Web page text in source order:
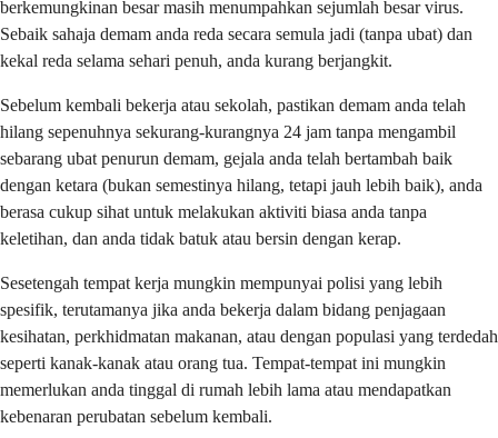
berkemungkinan besar masih menumpahkan sejumlah besar virus.
Sebaik sahaja demam anda reda secara semula jadi (tanpa ubat) dan
kekal reda selama sehari penuh, anda kurang berjangkit.
Sebelum kembali bekerja atau sekolah, pastikan demam anda telah
hilang sepenuhnya sekurang-kurangnya 24 jam tanpa mengambil
sebarang ubat penurun demam, gejala anda telah bertambah baik
dengan ketara (bukan semestinya hilang, tetapi jauh lebih baik), anda
berasa cukup sihat untuk melakukan aktiviti biasa anda tanpa
keletihan, dan anda tidak batuk atau bersin dengan kerap.
Sesetengah tempat kerja mungkin mempunyai polisi yang lebih
spesifik, terutamanya jika anda bekerja dalam bidang penjagaan
kesihatan, perkhidmatan makanan, atau dengan populasi yang terdedah
seperti kanak-kanak atau orang tua. Tempat-tempat ini mungkin
memerlukan anda tinggal di rumah lebih lama atau mendapatkan
kebenaran perubatan sebelum kembali.